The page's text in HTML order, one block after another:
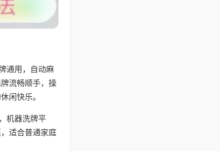
通用，自动麻
流畅顺手，操
闲快乐。
机器洗牌平
适合普通家庭